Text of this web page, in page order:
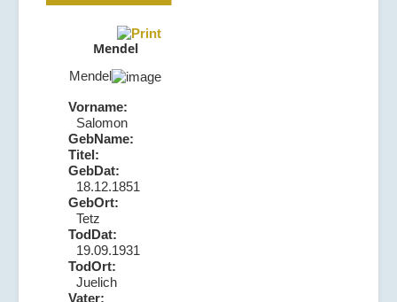
Mendel
Mendel
Vorname:
Salomon
GebName:
Titel:
GebDat:
18.12.1851
GebOrt:
Tetz
TodDat:
19.09.1931
TodOrt:
Juelich
Vater: